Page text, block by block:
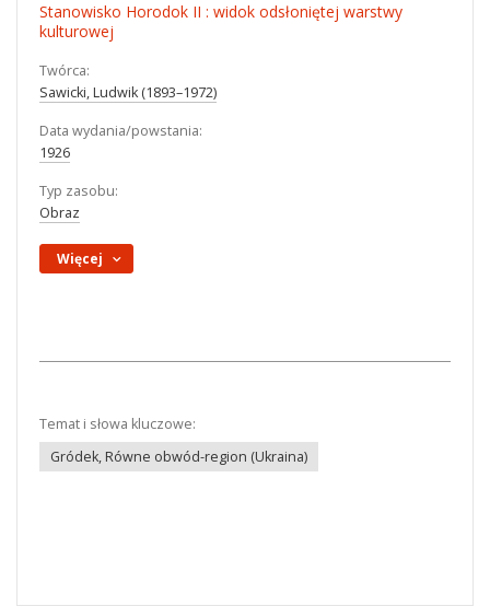
Stanowisko Horodok II : widok odsłoniętej warstwy
kulturowej
Twórca:
Sawicki, Ludwik (1893–1972)
Data wydania/powstania:
1926
Typ zasobu:
Obraz
Więcej
Temat i słowa kluczowe:
Gródek, Równe obwód-region (Ukraina)